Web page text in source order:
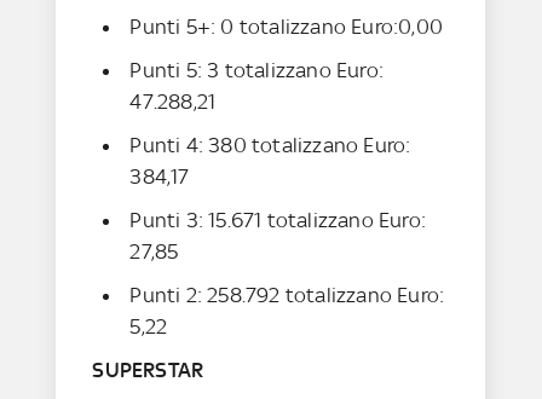
Punti 5+: 0 totalizzano Euro:0,00
Punti 5: 3 totalizzano Euro:
47.288,21
Punti 4: 380 totalizzano Euro:
384,17
Punti 3: 15.671 totalizzano Euro:
27,85
Punti 2: 258.792 totalizzano Euro:
5,22
SUPERSTAR